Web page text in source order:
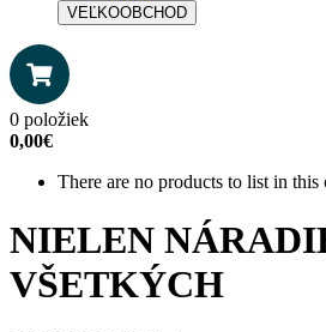
VEĽKOOBCHOD
0 položiek
0,00€
There are no products to list in this
NIELEN
VŠETKÝCH